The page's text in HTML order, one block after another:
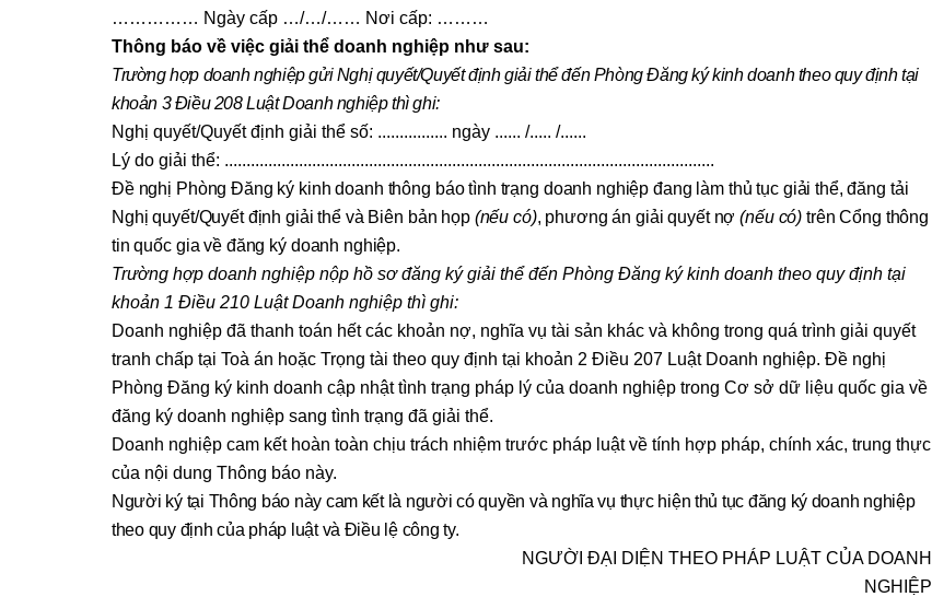
…………… Ngày cấp …/…/…… Nơi cấp: ………
Thông báo về việc giải thể doanh nghiệp như sau:
Trường hợp doanh nghiệp gửi Nghị quyết/Quyết định giải thể đến Phòng Đăng ký kinh doanh theo quy định tại
khoản 3 Điều 208 Luật Doanh nghiệp thì ghi:
Nghị quyết/Quyết định giải thể số: ................ ngày ...... /..... /......
Lý do giải thể: ................................................................................................................
Đề nghị Phòng Đăng ký kinh doanh thông báo tình trạng doanh nghiệp đang làm thủ tục giải thể, đăng tải
Nghị quyết/Quyết định giải thể và Biên bản họp (nếu có), phương án giải quyết nợ(nếu có) trên Cổng thông
tin quốc gia về đăng ký doanh nghiệp.
Trường hợp doanh nghiệp nộp hồ sơ đăng ký giải thể đến Phòng Đăng ký kinh doanh theo quy định tại
khoản 1 Điều 210 Luật Doanh nghiệp thì ghi:
Doanh nghiệp đã thanh toán hết các khoản nợ, nghĩa vụ tài sản khác và không trong quá trình giải quyết
tranh chấp tại Toà án hoặc Trọng tài theo quy định tại khoản 2 Điều 207 Luật Doanh nghiệp. Đề nghị
Phòng Đăng ký kinh doanh cập nhật tình trạng pháp lý của doanh nghiệp trong Cơ sở dữ liệu quốc gia về
đăng ký doanh nghiệp sang tình trạng đã giải thể.
Doanh nghiệp cam kết hoàn toàn chịu trách nhiệm trước pháp luật về tính hợp pháp, chính xác, trung thực
của nội dung Thông báo này.
Người ký tại Thông báo này cam kết là người có quyền và nghĩa vụ thực hiện thủ tục đăng ký doanh nghiệp
theo quy định của pháp luật và Điều lệ công ty.
NGƯỜI ĐẠI DIỆN THEO PHÁP LUẬT CỦA DOANH
NGHIỆP